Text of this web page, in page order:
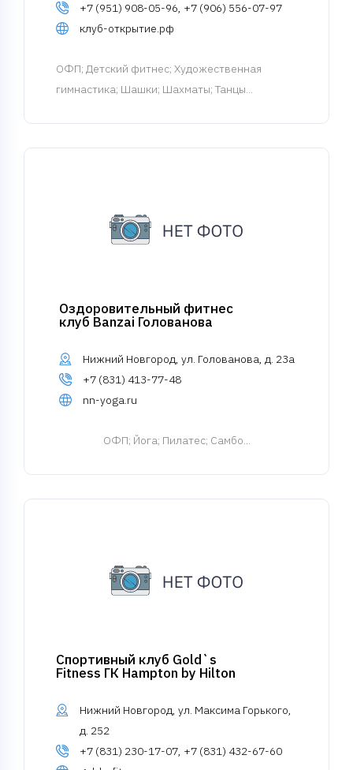
+7 (951) 908-05-96, +7 (906) 556-07-97
клуб-открытие.рф
ОФП; Детский фитнес; Художественная
гимнастика; Шашки; Шахматы; Танцы...
Оздоровительный фитнес
клуб Banzai Голованова
Нижний Новгород, ул. Голованова, д. 23а
+7 (831) 413-77-48
nn-yoga.ru
ОФП; Йога; Пилатес; Самбо...
Спортивный клуб Gold`s
Fitness ГК Hampton by Hilton
Нижний Новгород, ул. Максима Горького,
д. 252
+7 (831) 230-17-07, +7 (831) 432-67-60